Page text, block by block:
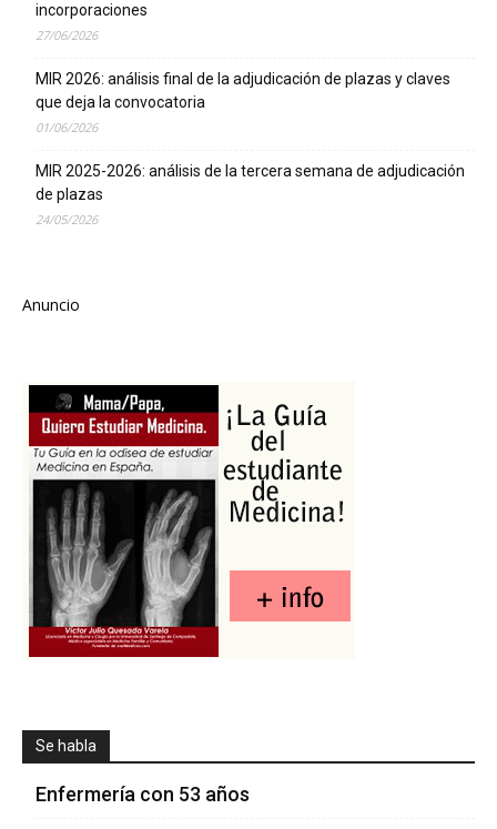
incorporaciones
27/06/2026
MIR 2026: análisis final de la adjudicación de plazas y claves
que deja la convocatoria
01/06/2026
MIR 2025-2026: análisis de la tercera semana de adjudicación
de plazas
24/05/2026
Anuncio
Se habla
Enfermería con 53 años